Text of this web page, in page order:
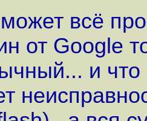
всё
от Google
и